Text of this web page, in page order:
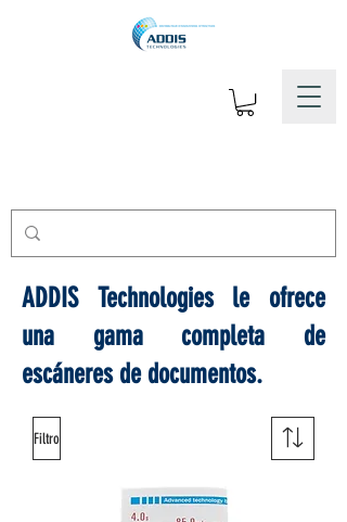
ADDIS Technologies le ofrece
una gama completa de
escáneres de documentos.
Filtro